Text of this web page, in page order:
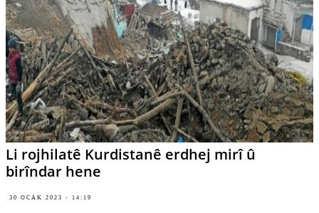
Li rojhilatê Kurdistanê erdhej mirî û
birîndar hene
30 OCAK 2023 - 14:19